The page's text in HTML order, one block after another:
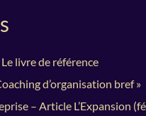
livre de référence
d’organisation bref »
– Article L’Expansion